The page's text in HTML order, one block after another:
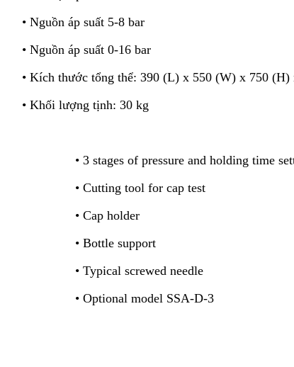
áp suất 5-8 bar
áp suất 0-16 bar
tổng thể: 390 (L) x 550 (W) x 750 (H)
lượng tịnh: 30 kg
pressure and holding time
• Cutting tool for cap test
• Cap holder
• Bottle support
• Typical screwed needle
• Optional model SSA-D-3